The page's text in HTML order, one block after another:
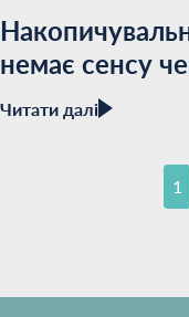
немає сенсу
Читати далі
1